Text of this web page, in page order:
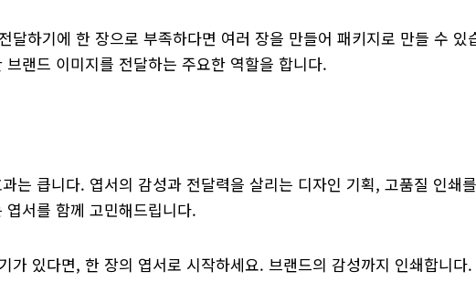
달하기에 한 장으로 부족하다면 여러 장을 만들어 패키지로 만들 수
브랜드 이미지를 전달하는 주요한 역할을 합니다.
는 큽니다. 엽서의 감성과 전달력을 살리는 디자인 기획, 고품질 인
엽서를 함께 고민해드립니다.
가 있다면, 한 장의 엽서로 시작하세요. 브랜드의 감성까지 인쇄합니다.